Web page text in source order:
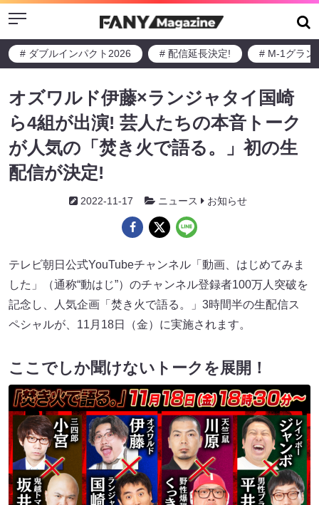
Menu
# ダブルインパクト2026 # 配信延長決定! # M-1グラン
オズワルド伊藤×ランジャタイ国崎
ら4組が出演! 芸人たちの本音トーク
が人気の「焚き火で語る。」初の生
配信が決定!
2022-11-17 ニュース お知らせ
テレビ朝日公式YouTubeチャンネル「動画、はじめてみま
した」（通称“動はじ”）のチャンネル登録者100万人突破を
記念し、人気企画「焚き火で語る。」3時間半の生配信ス
ペシャルが、11月18日（金）に実施されます。
ここでしか聞けないトークを展開！